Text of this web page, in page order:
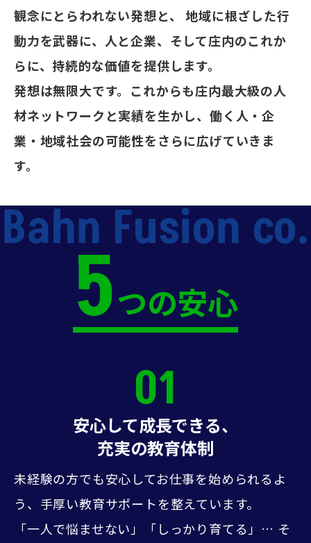
観念にとらわれない発想と、
地域に根ざした行
動力を武器に、人と企業、そして庄内のこれか
らに、持続的な価値を提供します。
発想は無限大です。これからも庄内最大級の人
材ネットワークと実績を生かし、働く人・企
業・地域社会の可能性をさらに広げていきま
す。
Bahn Fusion co.
5つの安心
01
安心して成長できる、
充実の教育体制
未経験の方でも安心してお仕事を始められるよ
う、手厚い教育サポートを整えています。
「一人で悩ませない」「しっかり育てる」… そ